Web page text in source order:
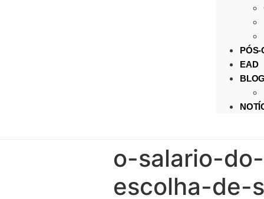
EAD
o-salario-
escolha-de-